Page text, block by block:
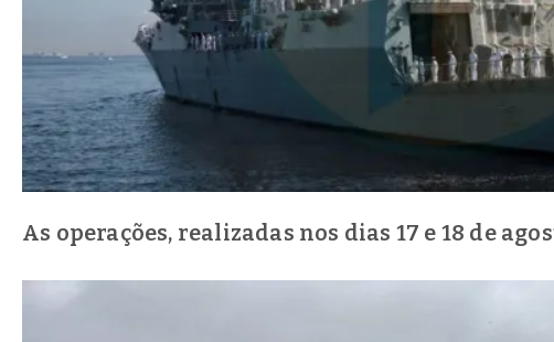
As operações, realizadas nos dias 17 e 18 de